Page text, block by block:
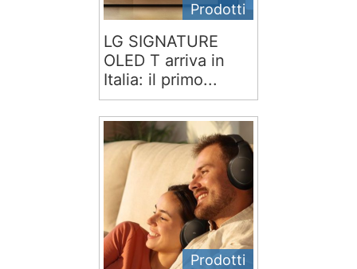
Prodotti
LG SIGNATURE
OLED T arriva in
Italia: il primo...
Prodotti